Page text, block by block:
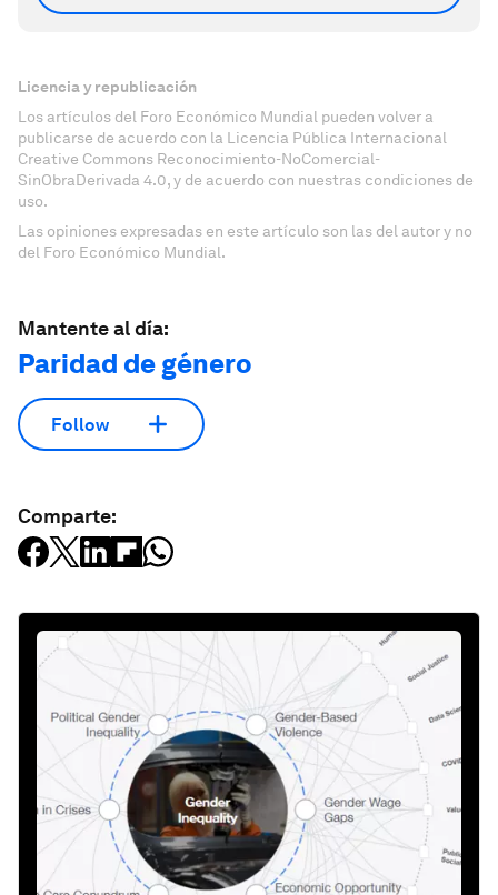
Licencia y republicación
Los artículos del Foro Económico Mundial pueden volver a
publicarse de acuerdo con la Licencia Pública Internacional
Creative Commons Reconocimiento-NoComercial-
SinObraDerivada 4.0, y de acuerdo con nuestras condiciones de
uso.
Las opiniones expresadas en este artículo son las del autor y no
del Foro Económico Mundial.
Mantente al día:
Paridad de género
Follow
Comparte: